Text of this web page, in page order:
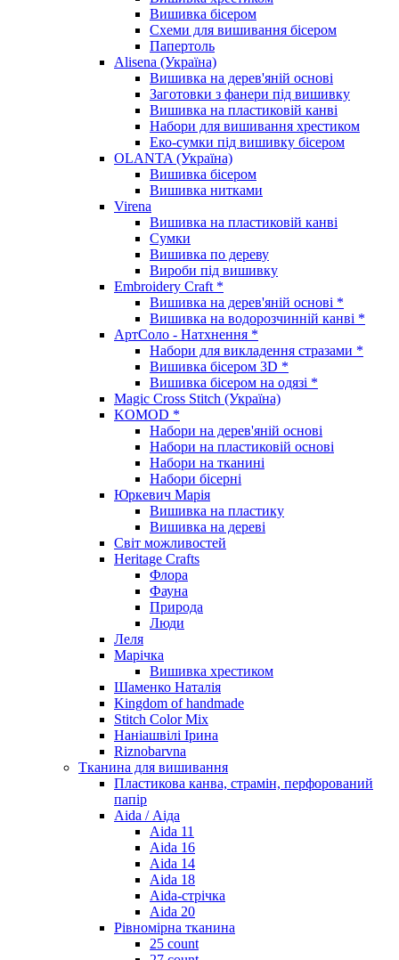
Вишивка бісером
Схеми для вишивання бісером
Папертоль
Alisena (Україна)
Вишивка на дерев'яній основі
Заготовки з фанери під вишивку
Вишивка на пластиковій канві
Набори для вишивання хрестиком
Еко-сумки під вишивку бісером
OLANTA (Україна)
Вишивка бісером
Вишивка нитками
Virena
Вишивка на пластиковій канві
Сумки
Вишивка по дереву
Вироби під вишивку
Embroidery Craft *
Вишивка на дерев'яній основі *
Вишивка на водорозчинній канві *
АртСоло - Натхнення *
Набори для викладення стразами *
Вишивка бісером 3D *
Вишивка бісером на одязі *
Magic Cross Stitch (Україна)
KOMOD *
Набори на дерев'яній основі
Набори на пластиковій основі
Набори на тканині
Набори бісерні
Юркевич Марія
Вишивка на пластику
Вишивка на дереві
Світ можливостей
Heritage Crafts
Флора
Фауна
Природа
Люди
Леля
Марічка
Вишивка хрестиком
Шаменко Наталія
Kingdom of handmade
Stitch Color Mix
Наніашвілі Ірина
Riznobarvna
Тканина для вишивання
Пластикова канва, страмін, перфорований
папір
Aida / Аіда
Aida 11
Aida 16
Aida 14
Aida 18
Aida-стрічка
Aida 20
Рівномірна тканина
25 count